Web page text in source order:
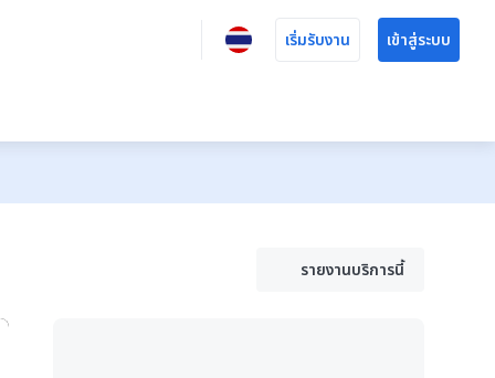
เริ่มรับงาน เข้าสู่ระบบ
รายงานบริการนี้